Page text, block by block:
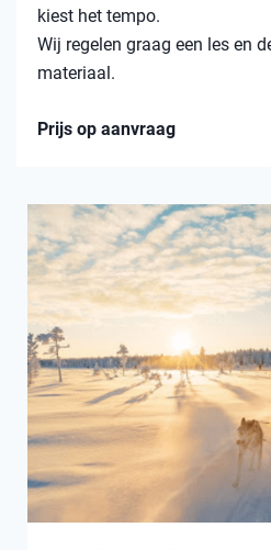
kiest het tempo.
Wij regelen graag een les en
materiaal.
Prijs op aanvraag